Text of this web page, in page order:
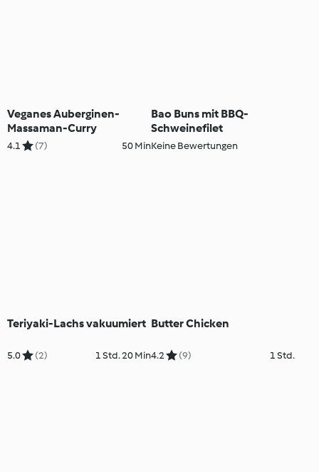
Veganes Auberginen-
Massaman-Curry
4.1 (7) 50 Min
Bao Buns mit BBQ-
Schweinefilet
Keine Bewertungen
Teriyaki-Lachs vakuumiert
5.0 (2) 1 Std. 20 Min
Butter Chicken
4.2 (9) 1 Std.